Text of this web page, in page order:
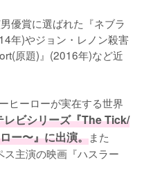
優賞に選ばれた『ネブラ
年)やジョン・レノン殺害
原題)』(2016年)など近
ヒーローが実在する世界
ビシリーズ『The Tick/
ー〜』に出演。また
主演の映画『ハスラー